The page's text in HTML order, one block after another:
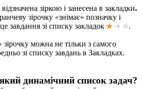
зіркою і занесена в закладки.
зірочку «знімає» позначку і
завдання зі списку закладок
.
зірочку можна не тільки з самого
зі списку завдань в Закладках.
динамічний список задач?